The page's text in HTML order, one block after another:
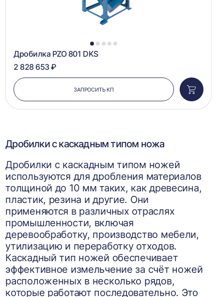
1 2 3 4 5
Дробилка PZO 801 DKS
2 828 653 ₽
ЗАПРОСИТЬ КП
в
Дробилки с каскадным типом ножа
Дробилки с каскадным типом ножей
используются для дробления материалов
толщиной до 10 мм таких, как древесина,
пластик, резина и другие. Они
применяются в различных отраслях
промышленности, включая
деревообработку, производство мебели,
утилизацию и переработку отходов.
Каскадный тип ножей обеспечивает
эффективное измельчение за счёт ножей
расположенных в несколько рядов,
которые работают последовательно. Это